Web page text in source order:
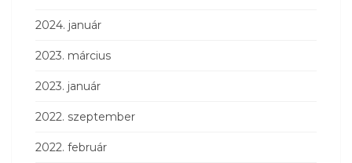
2024. január
2023. március
2023. január
2022. szeptember
2022. február